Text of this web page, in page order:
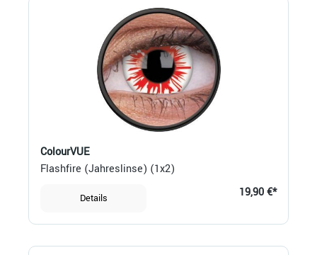
ColourVUE
Flashfire (Jahreslinse) (1x2)
Details 19,90 €*